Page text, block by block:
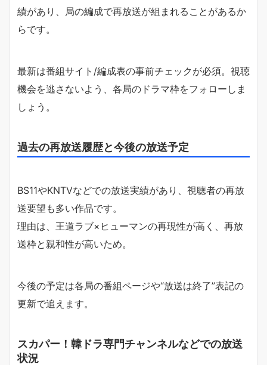
績があり、局の編成で再放送が組まれることがあるか
らです。
最新は番組サイト/編成表の事前チェックが必須。視聴
機会を逃さないよう、各局のドラマ枠をフォローしま
しょう。
過去の再放送履歴と今後の放送予定
BS11やKNTVなどでの放送実績があり、視聴者の再放
送要望も多い作品です。
理由は、王道ラブ×ヒューマンの再現性が高く、再放
送枠と親和性が高いため。
今後の予定は各局の番組ページや“放送は終了”表記の
更新で追えます。
スカパー！韓ドラ専門チャンネルなどでの放送
状況